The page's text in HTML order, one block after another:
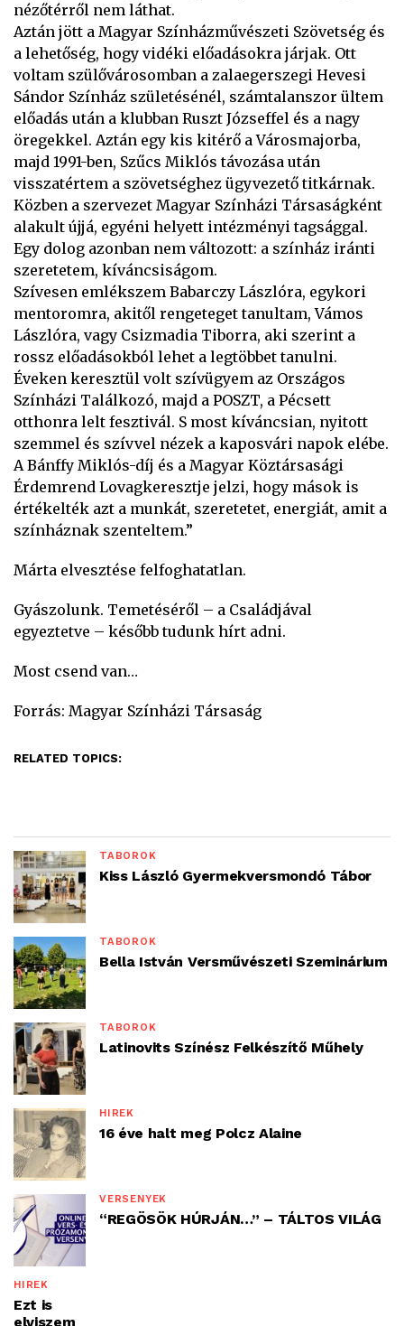
nézőtérről nem láthat.
Aztán jött a Magyar Színházművészeti Szövetség és
a lehetőség, hogy vidéki előadásokra járjak. Ott
voltam szülővárosomban a zalaegerszegi Hevesi
Sándor Színház születésénél, számtalanszor ültem
előadás után a klubban Ruszt Józseffel és a nagy
öregekkel. Aztán egy kis kitérő a Városmajorba,
majd 1991-ben, Szűcs Miklós távozása után
visszatértem a szövetséghez ügyvezető titkárnak.
Közben a szervezet Magyar Színházi Társaságként
alakult újjá, egyéni helyett intézményi tagsággal.
Egy dolog azonban nem változott: a színház iránti
szeretetem, kíváncsiságom.
Szívesen emlékszem Babarczy Lászlóra, egykori
mentoromra, akitől rengeteget tanultam, Vámos
Lászlóra, vagy Csizmadia Tiborra, aki szerint a
rossz előadásokból lehet a legtöbbet tanulni.
Éveken keresztül volt szívügyem az Országos
Színházi Találkozó, majd a POSZT, a Pécsett
otthonra lelt fesztivál. S most kíváncsian, nyitott
szemmel és szívvel nézek a kaposvári napok elébe.
A Bánffy Miklós-díj és a Magyar Köztársasági
Érdemrend Lovagkeresztje jelzi, hogy mások is
értékelték azt a munkát, szeretetet, energiát, amit a
színháznak szenteltem.”
Márta elvesztése felfoghatatlan.
Gyászolunk. Temetéséről – a Családjával
egyeztetve – később tudunk hírt adni.
Most csend van…
Forrás: Magyar Színházi Társaság
RELATED TOPICS:
TÁBOROK
Kiss László Gyermekversmondó Tábor
TÁBOROK
Bella István Versművészeti Szeminárium
TÁBOROK
Latinovits Színész Felkészítő Műhely
HÍREK
16 éve halt meg Polcz Alaine
VERSENYEK
“REGÖSÖK HÚRJÁN…” – TÁLTOS VILÁG
HÍREK
Ezt is
elviszem